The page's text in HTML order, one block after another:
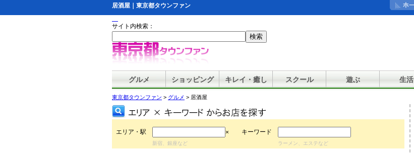
居酒屋｜東京都タウンファン
サイト内検索：
グルメ ショッピング キレイ・癒し スクール 遊ぶ 生活
東京都タウンファン > グルメ > 居酒屋
エリア・駅 × キーワード
新宿、銀座など ラーメン、エステなど